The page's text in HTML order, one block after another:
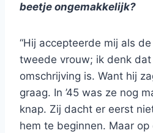
beetje ongemakkelijk?
“Hij accepteerde mij als
tweede vrouw; ik denk
omschrijving is. Want hij
graag. In ’45 was ze nog
knap. Zij dacht er eerst
hem te beginnen. Maar